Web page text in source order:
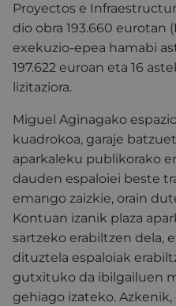
Proyectos e
dio obra 193.660 eurotan
exekuzio-epea hamabi
197.622 euroan eta 16
lizitaziora.
Miguel Aginagako
kuadrokoa, garaje
aparkaleku publikorako
dauden espaloiei beste
emango zaizkie, orain
Kontuan izanik plaza
sartzeko erabiltzen dela,
dituztela espaloiak
gutxituko da ibilgailuen
gehiago izateko.